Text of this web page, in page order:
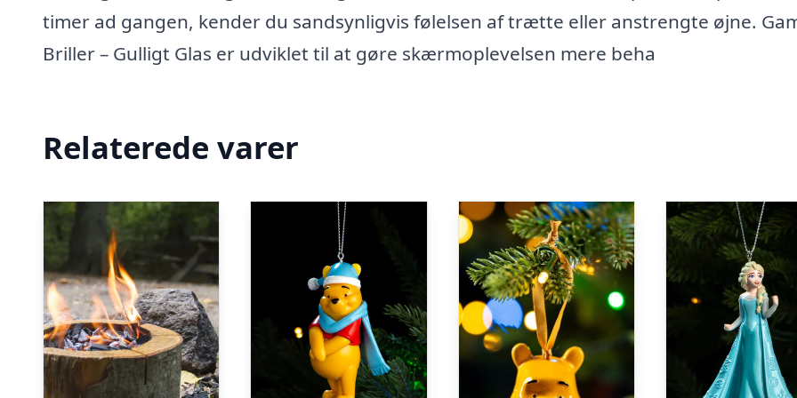
timer ad gangen, kender du sandsynligvis følelsen af trætte eller anstrengte øjne.
Briller – Gulligt Glas er udviklet til at gøre skærmoplevelsen mere beha
Relaterede varer